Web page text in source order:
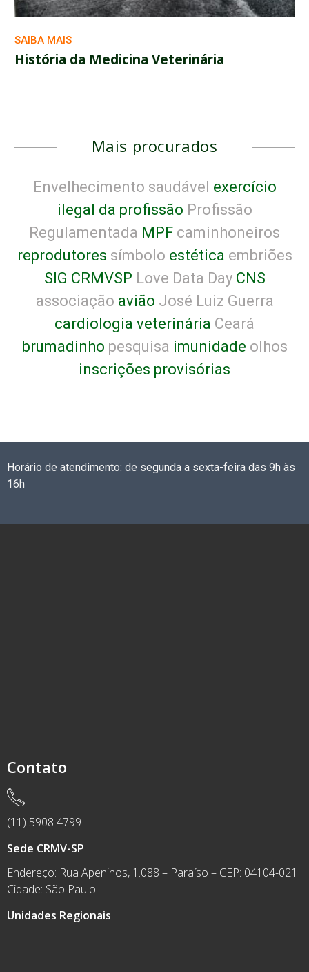
SAIBA MAIS
História da Medicina Veterinária
Mais procurados
Envelhecimento saudável exercício
ilegal da profissão Profissão
Regulamentada MPF caminhoneiros
reprodutores símbolo estética embriões
SIG CRMVSP Love Data DayCNS
associação avião José Luiz Guerra
cardiologia veterinária Ceará
brumadinho pesquisa imunidade olhos
inscrições provisórias
Horário de atendimento: de segunda a sexta-feira das 9h às
16h
Contato
(11) 5908 4799
Sede CRMV-SP
Endereço: Rua Apeninos, 1.088 – Paraíso – CEP: 04104-021
Cidade: São Paulo
Unidades Regionais